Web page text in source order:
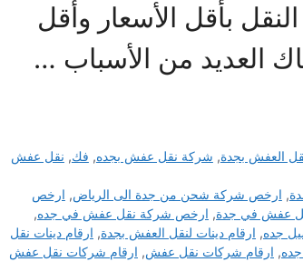
بأقل الأسعار وأقل
العديد من الأسباب …
العفش بجدة, شركة نقل عفش بجده, فك, نقل عفش
, ارخص شركة شحن من جدة الى الرياض, ارخص
عفش في جدة, ارخص شركة نقل عفش في جده,
جده, ارقام دينات لنقل العفش بجدة, ارقام دينات نقل
, ارقام شركات نقل عفش, ارقام شركات نقل عفش